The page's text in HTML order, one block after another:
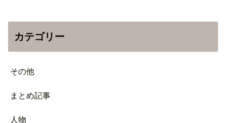
カテゴリー
その他
まとめ記事
人物